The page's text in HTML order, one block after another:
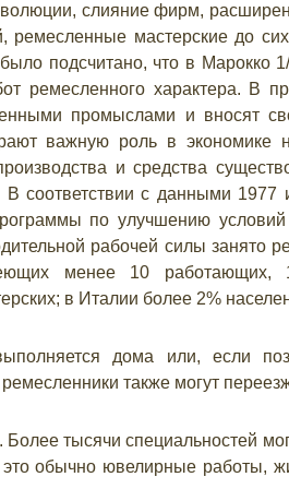
слияние фирм,
ремесленные мастерские до
подсчитано, что в Марокко
ремесленного характера. В
промыслами и вносят
важную роль в экономике
и средства
В соответствии с данными 1977
по улучшению
рабочей силы занято
менее 10 работающих,
в Италии более 2%
дома или, если
также могут
тысячи специальностей
обычно ювелирные работы,